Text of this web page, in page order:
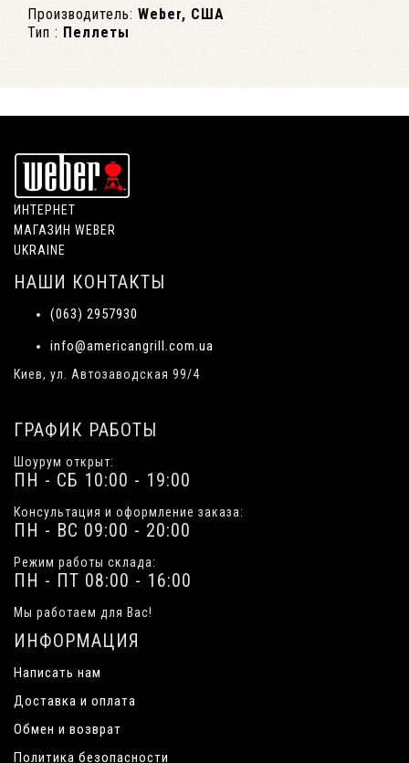
Производитель: Weber, США
Тип : Пеллеты
ИНТЕРНЕТ
МАГАЗИН WEBER
UKRAINE
НАШИ КОНТАКТЫ
(063) 2957930
info@americangrill.com.ua
Киев, ул. Автозаводская 99/4
ГРАФИК РАБОТЫ
Шоурум открыт:
ПН - СБ 10:00 - 19:00
Консультация и оформление заказа:
ПН - ВС 09:00 - 20:00
Режим работы склада:
ПН - ПТ 08:00 - 16:00
Мы работаем для Вас!
ИНФОРМАЦИЯ
Написать нам
Доставка и оплата
Обмен и возврат
Политика безопасности